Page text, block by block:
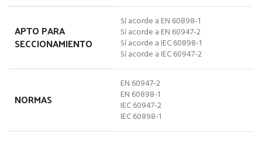
APTO PARA
SECCIONAMIENTO
Sí acorde a EN 60898-1
Sí acorde a EN 60947-2
Sí acorde a IEC 60898-1
Sí acorde a IEC 60947-2
NORMAS
EN 60947-2
EN 60898-1
IEC 60947-2
IEC 60898-1